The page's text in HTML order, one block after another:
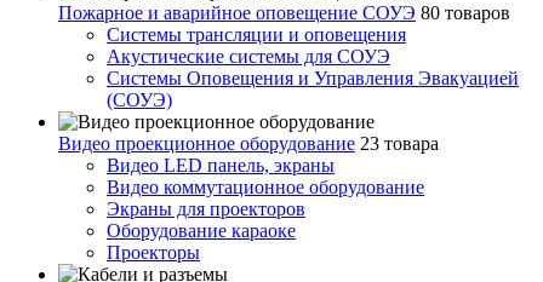
Пожарное и аварийное оповещение СОУЭ 80 товаров
Cистемы трансляции и оповещения
Акустические системы для СОУЭ
Системы Оповещения и Управления Эвакуацией
(СОУЭ)
Видео проекционное оборудование 23 товара
Видео LED панель, экраны
Видео коммутационное оборудование
Экраны для проекторов
Оборудование караоке
Проекторы